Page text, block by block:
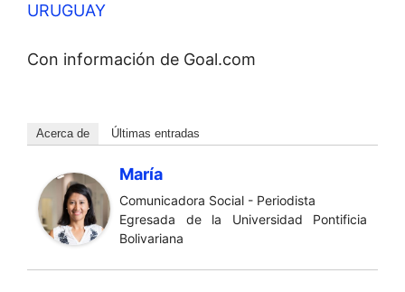
URUGUAY
Con información de Goal.com
Acerca de Últimas entradas
María
Comunicadora Social - Periodista
Egresada de la Universidad Pontificia
Bolivariana